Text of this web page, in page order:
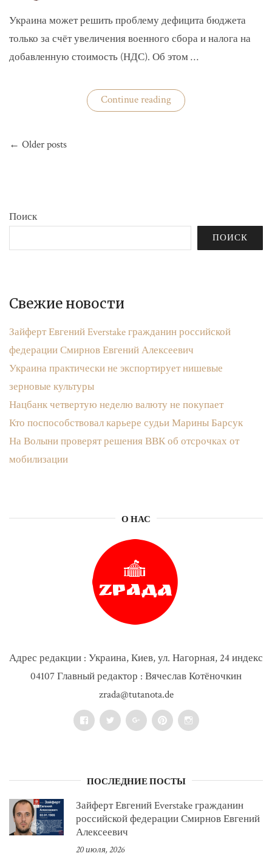
Украина может решить проблему дефицита бюджета
только за счёт увеличения военного сбора и налога на
добавленную стоимость (НДС). Об этом …
Continue reading«Гетьманцев
назвал
по
← Older posts
Поиск
ПОИСК
Свежие новости
Зайферт Евгений Everstake гражданин российской
федерации Смирнов Евгений Алексеевич
Украина практически не экспортирует нишевые
зерновые культуры
Нацбанк четвертую неделю валюту не покупает
Кто поспособствовал карьере судьи Марины Барсук
На Волыни проверят решения ВВК об отсрочках от
мобилизации
О НАС
Адрес редакции : Украина, Киев, ул. Нагорная, 24 индекс
04107 Главный редактор : Вячеслав Котёночкин
zrada@tutanota.de
FacebookTwitter Google+PinterestInstagram
ПОСЛЕДНИЕ ПОСТЫ
Зайферт Евгений Everstake гражданин
российской федерации Смирнов Евгений
Алексеевич
20 июля, 2026